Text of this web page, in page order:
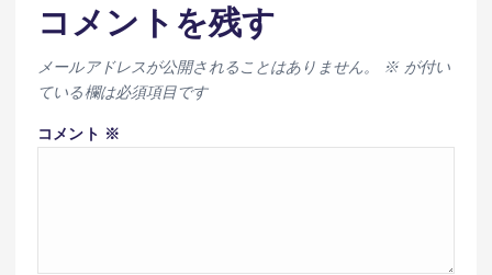
コメントを残す
メールアドレスが公開されることはありません。 ※が付い
ている欄は必須項目です
コメント ※